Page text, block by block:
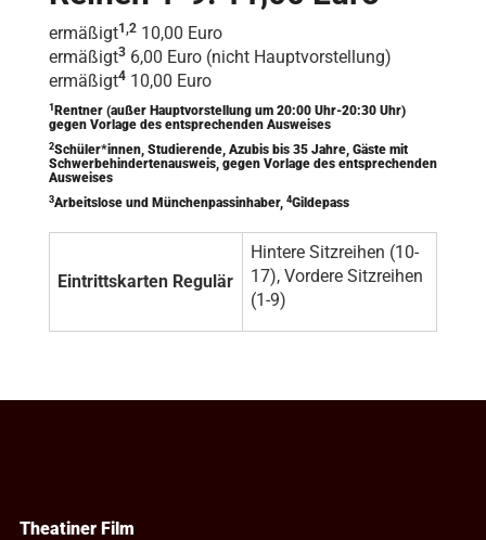
ermäßigt1,2 10,00 Euro
ermäßigt3 6,00 Euro (nicht Hauptvorstellung)
ermäßigt4 10,00 Euro
1 Rentner (außer Hauptvorstellung um 20:00 Uhr-20:30 Uhr)
gegen Vorlage des entsprechenden Ausweises
2Schüler*innen, Studierende, Azubis bis 35 Jahre, Gäste mit
Schwerbehindertenausweis, gegen Vorlage des entsprechenden
Ausweises
3Arbeitslose und Münchenpassinhaber, 4Gildepass
Eintrittskarten Regulär
Hintere Sitzreihen (10-
17), Vordere Sitzreihen
(1-9)
Theatiner Film